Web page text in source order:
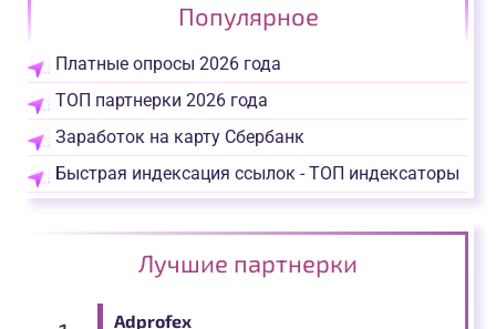
Популярное
Платные опросы 2026 года
ТОП партнерки 2026 года
Заработок на карту Сбербанк
Быстрая индексация ссылок - ТОП индексаторы
Лучшие партнерки
Adprofex